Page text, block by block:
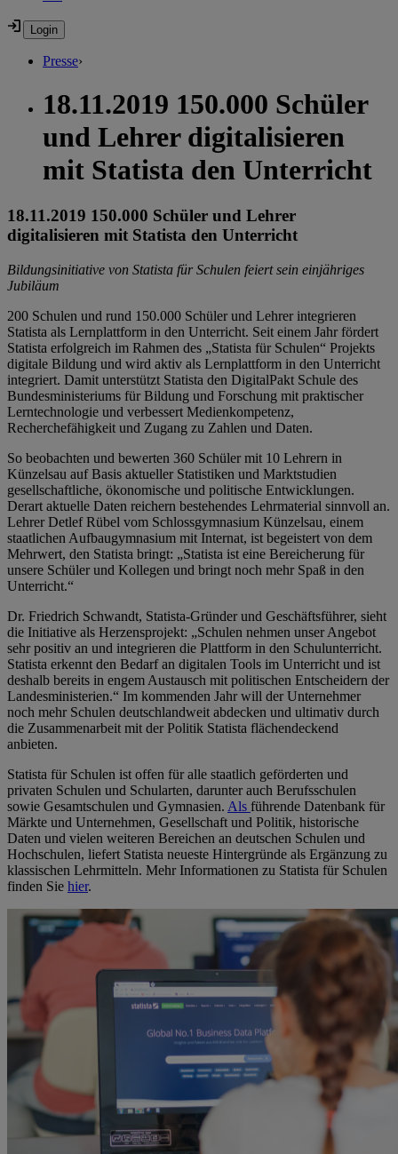
Presse›
18.11.2019 150.000 Schüler
und Lehrer digitalisieren
mit Statista den Unterricht
18.11.2019 150.000 Schüler und Lehrer
digitalisieren mit Statista den Unterricht
Bildungsinitiative von Statista für Schulen feiert sein einjähriges
Jubiläum
200 Schulen und rund 150.000 Schüler und Lehrer integrieren
Statista als Lernplattform in den Unterricht. Seit einem Jahr fördert
Statista erfolgreich im Rahmen des „Statista für Schulen“ Projekts
digitale Bildung und wird aktiv als Lernplattform in den Unterricht
integriert. Damit unterstützt Statista den DigitalPakt Schule des
Bundesministeriums für Bildung und Forschung mit praktischer
Lerntechnologie und verbessert Medienkompetenz,
Recherchefähigkeit und Zugang zu Zahlen und Daten.
So beobachten und bewerten 360 Schüler mit 10 Lehrern in
Künzelsau auf Basis aktueller Statistiken und Marktstudien
gesellschaftliche, ökonomische und politische Entwicklungen.
Derart aktuelle Daten reichern bestehendes Lehrmaterial sinnvoll an.
Lehrer Detlef Rübel vom Schlossgymnasium Künzelsau, einem
staatlichen Aufbaugymnasium mit Internat, ist begeistert von dem
Mehrwert, den Statista bringt: „Statista ist eine Bereicherung für
unsere Schüler und Kollegen und bringt noch mehr Spaß in den
Unterricht.“
Dr. Friedrich Schwandt, Statista-Gründer und Geschäftsführer, sieht
die Initiative als Herzensprojekt: „Schulen nehmen unser Angebot
sehr positiv an und integrieren die Plattform in den Schulunterricht.
Statista erkennt den Bedarf an digitalen Tools im Unterricht und ist
deshalb bereits in engem Austausch mit politischen Entscheidern der
Landesministerien.“ Im kommenden Jahr will der Unternehmer
noch mehr Schulen deutschlandweit abdecken und ultimativ durch
die Zusammenarbeit mit der Politik Statista flächendeckend
anbieten.
Statista für Schulen ist offen für alle staatlich geförderten und
privaten Schulen und Schularten, darunter auch Berufsschulen
sowie Gesamtschulen und Gymnasien. Als führende Datenbank für
Märkte und Unternehmen, Gesellschaft und Politik, historische
Daten und vielen weiteren Bereichen an deutschen Schulen und
Hochschulen, liefert Statista neueste Hintergründe als Ergänzung zu
klassischen Lehrmitteln. Mehr Informationen zu Statista für Schulen
finden Sie hier.